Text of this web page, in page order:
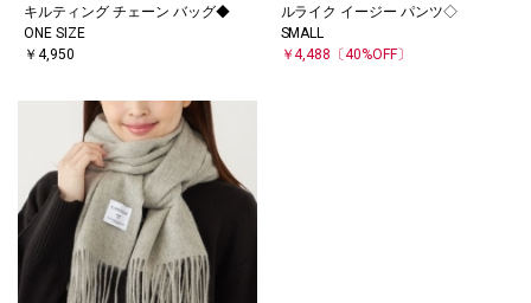
キルティング チェーン バッグ◆
ONE SIZE
￥4,950
ルライク イージー パンツ◇
SMALL
￥4,488 〔40%OFF〕